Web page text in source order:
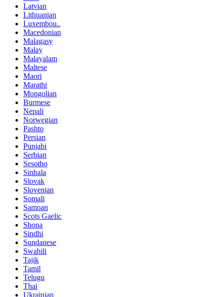
Latvian
Lithuanian
Luxembou..
Macedonian
Malagasy
Malay
Malayalam
Maltese
Maori
Marathi
Mongolian
Burmese
Nepali
Norwegian
Pashto
Persian
Punjabi
Serbian
Sesotho
Sinhala
Slovak
Slovenian
Somali
Samoan
Scots Gaelic
Shona
Sindhi
Sundanese
Swahili
Tajik
Tamil
Telugu
Thai
Ukrainian